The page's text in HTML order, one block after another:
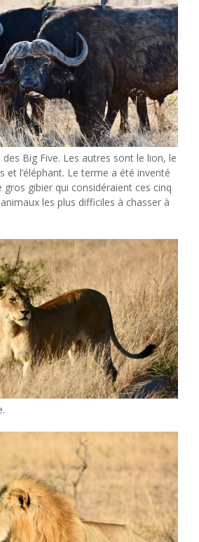
des Big Five. Les autres sont le lion, le
et l’éléphant. Le terme a été inventé
gros gibier qui considéraient ces cinq
les plus difficiles à chasser à